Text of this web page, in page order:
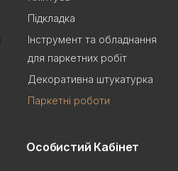
Підкладка
Інструмент та обладнання
для паркетних робіт
Декоративна штукатурка
Паркетні роботи
Особистий Кабінет